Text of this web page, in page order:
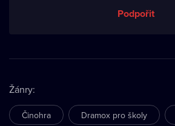
Podpořit
Žánry:
Činohra Dramox pro školy